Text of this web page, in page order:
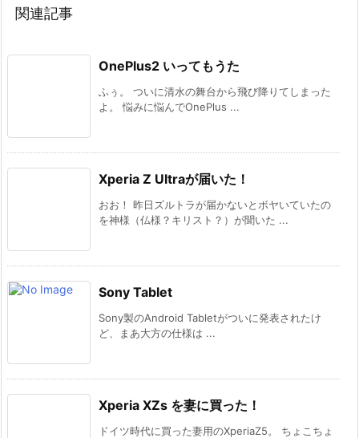
関連記事
OnePlus2 いってもうた
ふぅ。 ついに清水の舞台から飛び降りてしまった
よ。 悩みに悩んでOnePlus ...
Xperia Z Ultraが届いた！
おお！ 昨日ズルトラが届かないとボヤいていたの
を神様（仏様？キリスト？）が聞いた ...
Sony Tablet
Sony製のAndroid Tabletがついに発表されたけ
ど、まあ大方の仕様は ...
Xperia XZs を妻に買った！
ドイツ時代に買った妻用のXperiaZ5。 ちょこちょ